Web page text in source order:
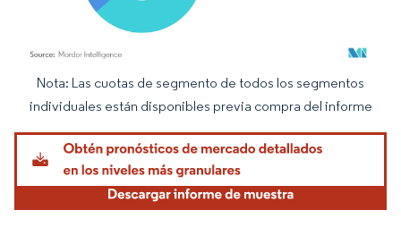
Imagen © Mordor Intelligence. El uso requiere atribución según CC BY 4.0.
Nota: Las cuotas de segmento de todos los segmentos
individuales están disponibles previa compra del informe